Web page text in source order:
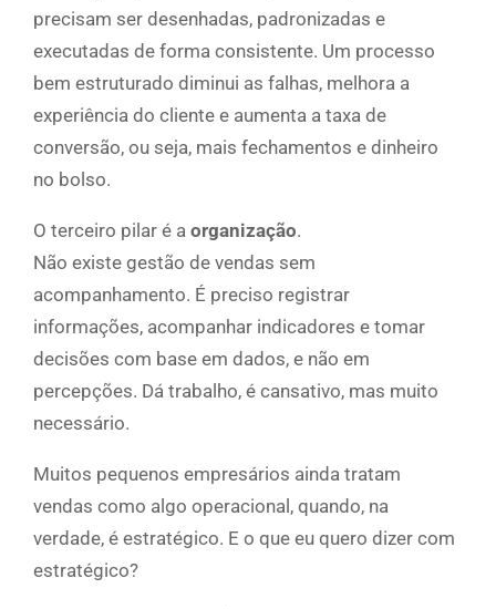
precisam ser desenhadas, padronizadas e
executadas de forma consistente. Um processo
bem estruturado diminui as falhas, melhora a
experiência do cliente e aumenta a taxa de
conversão, ou seja, mais fechamentos e dinheiro
no bolso.
O terceiro pilar é a organização.
Não existe gestão de vendas sem
acompanhamento. É preciso registrar
informações, acompanhar indicadores e tomar
decisões com base em dados, e não em
percepções. Dá trabalho, é cansativo, mas muito
necessário.
Muitos pequenos empresários ainda tratam
vendas como algo operacional, quando, na
verdade, é estratégico. E o que eu quero dizer com
estratégico?